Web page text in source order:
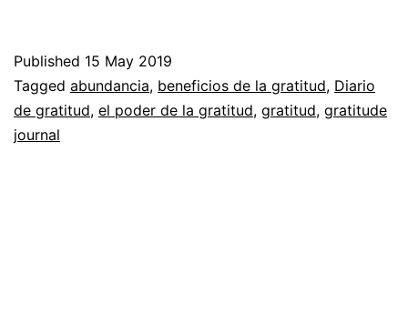
Published 15 May 2019
Categorized
as
Espiritualidad
Tagged abundancia, beneficios de la gratitud, Diario
de gratitud, el poder de la gratitud, gratitud, gratitude
journal